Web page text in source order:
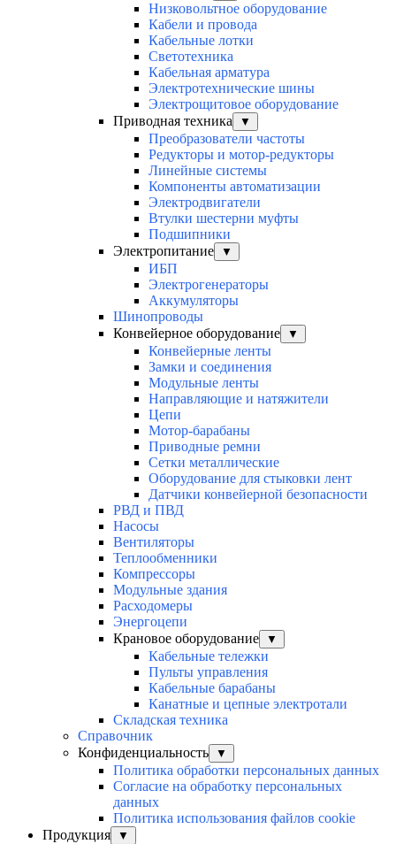
Низковольтное оборудование
Кабели и провода
Кабельные лотки
Светотехника
Кабельная арматура
Электротехнические шины
Электрощитовое оборудование
Приводная техника
▼
Преобразователи частоты
Редукторы и мотор-редукторы
Линейные системы
Компоненты автоматизации
Электродвигатели
Втулки шестерни муфты
Подшипники
Электропитание
▼
ИБП
Электрогенераторы
Аккумуляторы
Шинопроводы
Конвейерное оборудование
▼
Конвейерные ленты
Замки и соединения
Модульные ленты
Направляющие и натяжители
Цепи
Мотор-барабаны
Приводные ремни
Сетки металлические
Оборудование для стыковки лент
Датчики конвейерной безопасности
РВД и ПВД
Насосы
Вентиляторы
Теплообменники
Компрессоры
Модульные здания
Расходомеры
Энергоцепи
Крановое оборудование
▼
Кабельные тележки
Пульты управления
Кабельные барабаны
Канатные и цепные электротали
Складская техника
Справочник
Конфиденциальность
▼
Политика обработки персональных данных
Согласие на обработку персональных
данных
Политика использования файлов cookie
Продукция
▼